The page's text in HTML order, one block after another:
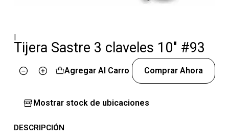
|
Tijera Sastre 3 claveles 10" #93
Cantidad
Agregar Al Carro Comprar Ahora
Mostrar stock de ubicaciones
DESCRIPCIÓN